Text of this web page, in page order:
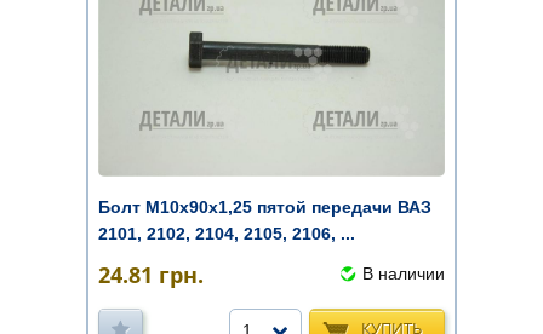
Болт М10х90х1,25 пятой передачи ВАЗ
2101, 2102, 2104, 2105, 2106, ...
24.81 грн. В наличии
КУПИТЬ
1